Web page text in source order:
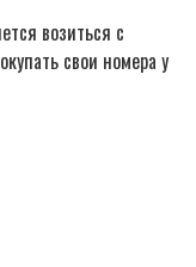
возиться с
свои номера у